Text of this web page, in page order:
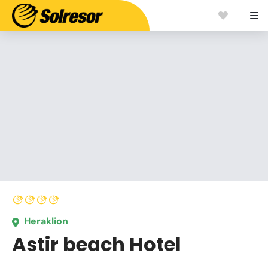
Heraklion
Astir beach Hotel